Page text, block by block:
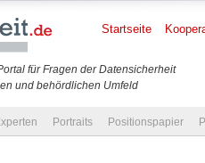
für Fragen der Datensicherheit
und behördlichen Umfeld
Startseite
Portraits Positionspapier